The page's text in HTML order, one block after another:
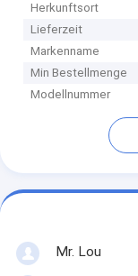
Herkunftsort
Lieferzeit
Markenname
Min Bestellmenge
Modellnummer
Mr. Lou